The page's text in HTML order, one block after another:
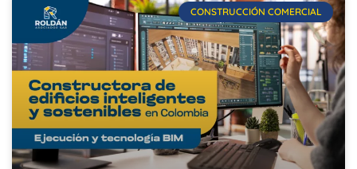
CONSTRUCCIÓN COMERCIAL